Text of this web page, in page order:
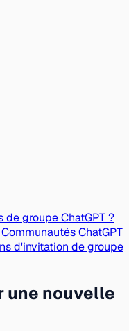
groupe ChatGPT ?
ChatGPT
d'invitation de groupe
une nouvelle